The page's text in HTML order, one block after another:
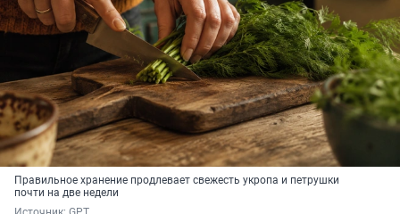
Правильное хранение продлевает свежесть укропа и петрушки
почти на две недели